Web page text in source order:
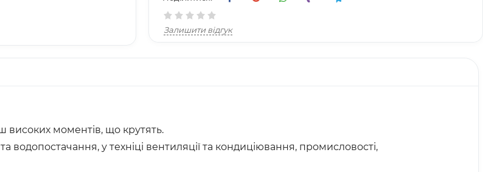
Залишити відгук
високих моментів, що крутять.
у техніці вентиляції та кондиціювання, промисловості,